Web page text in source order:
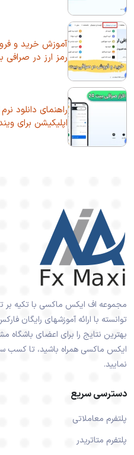
رمز ارز در صرافی
اپلیکیشن برای
مجموعه اف ایکس ماکسی با تکیه بر
توانسته با ارائه آموزشهای رایگان
بهترین نتایج را برای اعضای باشگاه
ایکس ماکسی همراه باشید، تا کسب
نمایید.
دسترسی سریع
پلتفرم معاملاتی
پلتفرم متاتریدر